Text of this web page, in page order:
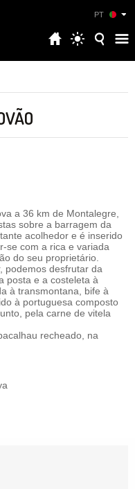
PT
a 36 km de Montalegre,
sobre a barragem da
acolhedor e é inserido
se com a rica e variada
do seu proprietário.
podemos desfrutar da
posta e a costeleta à
à transmontana, bife à
à portuguesa composto
pela carne de vitela
recheado, na